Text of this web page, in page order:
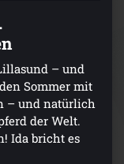
– und
Sommer mit
– und natürlich
der Welt.
Ida bricht es